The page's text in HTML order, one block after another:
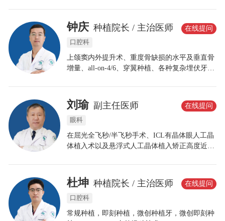
修复综合治疗。
钟庆 种植院长 / 主治医师
口腔科
上颌窦内外提升术、重度骨缺损的水平及垂直骨
增量、all-on-4/6、穿翼种植、各种复杂埋伏牙拔
的个性化方案，以确保功能与美学兼顾，健康与
长久并存的理念！
在线提问
刘瑜 副主任医师
眼科
在屈光全飞秒/半飞秒手术、ICL有晶体眼人工晶
体植入术以及悬浮式人工晶体植入矫正高度近视
障超声乳化联合人工晶体植入术、眼底玻璃体切
除手术。在个性化手术设计方面具有独到见解。
在线提问
杜坤 种植院长 / 主治医师
口腔科
常规种植，即刻种植，微创种植牙，微创即刻种
在线提问